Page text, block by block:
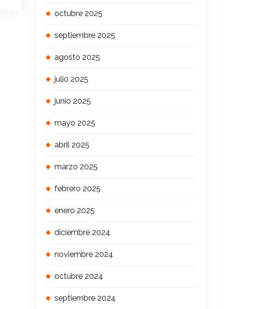
octubre 2025
septiembre 2025
agosto 2025
julio 2025
junio 2025
mayo 2025
abril 2025
marzo 2025
febrero 2025
enero 2025
diciembre 2024
noviembre 2024
octubre 2024
septiembre 2024